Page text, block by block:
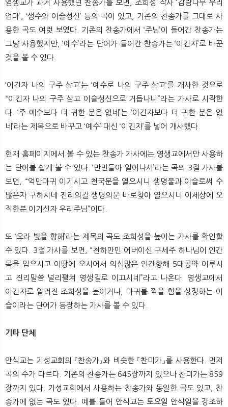
영생교가 과거 사용했던 찬송가를 보면, 조희성 작사 ‘감람나무 우리
엄마’, ‘생수와 이슬성신’ 등의 곡이 있고, 기존의 찬송가를 그대로 사
용한 곡도 여럿 보였다. 기존의 찬송가에서 ‘주님’이 들어간 찬송가는
그냥 사용했지만, ‘예수’라는 단어가 들어간 찬송가는 ‘이긴자’로 바꾼
것을 볼 수 있다.
‘이긴자 나의 구주 삼고’는 ‘예수로 나의 구주 삼고‘를 개사한 것으로
“이긴자 나의 구주 삼고 이슬성신으로 거듭나니”라는 가사로 시작한
다. ‘주 예수보다 더 귀한 분은 없네’는 ‘이긴자보다 더 귀한 분은 없
네’라는 제목으로 바꾸고 ‘예수’ 대신 ‘이긴자’를 넣어 개사했다.
현재 홈페이지에서 볼 수 있는 찬송가 가사에는 영생교에서만 사용하
는 단어를 쉽게 볼 수 있다. ‘만민들아 일어나서’라는 곡의 3절 가사를
보면, “억만마귀 이기시고 천국문을 열으시니 생명물과 이슬로써 수
많은자 구하시네 진리의길 생명의문 바로찾아 열으시니 이세상에 오
직한분 이기신자 우리주님”이다.
또 ‘오라 빛을 향해’라는 제목의 곡도 조희성을 높이는 가사를 확인할
수 있다. 3절 가사를 보면, “천하만민 어버이신 구세주 하나님이 인간
몸을 입으시고 이땅에 오시어서 의심많은 인간향해 5대공약 이루시
고 진리말씀 널리펼쳐 영생길로 이끄시네”라고 나온다. 영생교에서
이긴자로 알려진 조희성을 높이거나, 마귀를 꺾을 힘을 상징하는 이
슬이라는 단어가 등장하는 가사를 볼 수 있다.
기타 단체
안식교는 기성교회의 『찬송가』와 비슷한 『찬미가』를 사용한다. 먼저
곡의 수가 다르다. 기존의 찬송가는 645장까지 있으나 찬미가는 859
장까지 있다. 기성교회에서 사용하는 찬송가와 동일한 곡도 있고, 찬
송가에 없는 곡도 있다. 예를 들어 안식교는 토요일 안식일을 강조하